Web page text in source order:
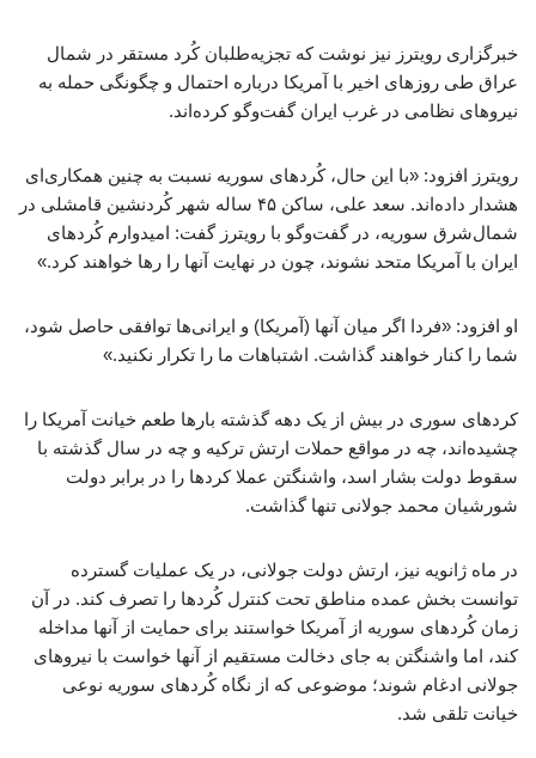
خبرگزاری رویترز نیز نوشت که تجزیه‌طلبان کُرد مستقر در شمال
عراق طی روزهای اخیر با آمریکا درباره احتمال و چگونگی حمله به
نیروهای نظامی در غرب ایران گفت‌وگو کرده‌اند.
رویترز افزود: «با این حال، کُردهای سوریه نسبت به چنین همکاری‌ای
هشدار داده‌اند. سعد علی، ساکن ۴۵ ساله شهر کُردنشین قامشلی در
شمال‌شرق سوریه، در گفت‌وگو با رویترز گفت: امیدوارم کُردهای
ایران با آمریکا متحد نشوند، چون در نهایت آنها را رها خواهند کرد.»
او افزود: «فردا اگر میان آنها (آمریکا) و ایرانی‌ها توافقی حاصل شود،
شما را کنار خواهند گذاشت. اشتباهات ما را تکرار نکنید.»
کردهای سوری در بیش از یک دهه گذشته بارها طعم خیانت آمریکا را
چشیده‌اند، چه در مواقع حملات ارتش ترکیه و چه در سال گذشته با
سقوط دولت بشار اسد، واشنگتن عملا کردها را در برابر دولت
شورشیان محمد جولانی تنها گذاشت.
در ماه ژانویه نیز، ارتش دولت جولانی، در یک عملیات گسترده
توانست بخش عمده مناطق تحت کنترل کُردها را تصرف کند. در آن
زمان کُردهای سوریه از آمریکا خواستند برای حمایت از آنها مداخله
کند، اما واشنگتن به جای دخالت مستقیم از آنها خواست با نیروهای
جولانی ادغام شوند؛ موضوعی که از نگاه کُردهای سوریه نوعی
خیانت تلقی شد.